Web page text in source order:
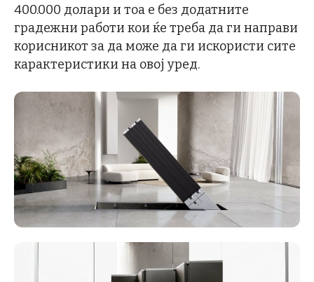
400.000 долари и тоа е без додатните
градежни работи кои ќе треба да ги направи
корисникот за да може да ги искористи сите
карактеристики на овој уред.